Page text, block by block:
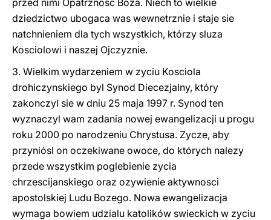
przed nimi Opatrznosc Boza. Niech to wielkie
dziedzictwo ubogaca was wewnetrznie i staje sie
natchnieniem dla tych wszystkich, którzy sluza
Kosciolowi i naszej Ojczyznie.
3. Wielkim wydarzeniem w zyciu Kosciola
drohiczynskiego byl Synod Diecezjalny, który
zakonczyl sie w dniu 25 maja 1997 r. Synod ten
wyznaczyl wam zadania nowej ewangelizacji u progu
roku 2000 po narodzeniu Chrystusa. Zycze, aby
przyniósl on oczekiwane owoce, do których nalezy
przede wszystkim poglebienie zycia
chrzescijanskiego oraz ozywienie aktywnosci
apostolskiej Ludu Bozego. Nowa ewangelizacja
wymaga bowiem udzialu katolików swieckich w zyciu